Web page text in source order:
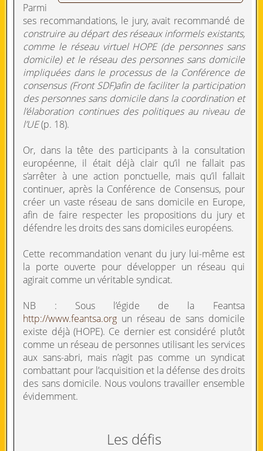
Parmi
ses recommandations, le jury, avait recommandé de
construire au départ des réseaux informels existants,
comme le réseau virtuel HOPE (de personnes sans
domicile) et le réseau des personnes sans domicile
impliquées dans le processus de la Conférence de
consensus (Front SDF)afin de faciliter la participation
des personnes sans domicile dans la coordination et
l’élaboration continues des politiques au niveau de
l’UE(p. 18).
Or, dans la tête des participants à la consultation
européenne, il était déjà clair qu’il ne fallait pas
s’arrêter à une action ponctuelle, mais qu’il fallait
continuer, après la Conférence de Consensus, pour
créer un vaste réseau de sans domicile en Europe,
afin de faire respecter les propositions du jury et
défendre les droits des sans domiciles européens.
Cette recommandation venant du jury lui-même est
la porte ouverte pour développer un réseau qui
agirait comme un véritable syndicat.
NB : Sous l’égide de la Feantsa
http://www.feantsa.org un réseau de sans domicile
existe déjà (HOPE). Ce dernier est considéré plutôt
comme un réseau de personnes utilisant les services
aux sans-abri, mais n’agit pas comme un syndicat
combattant pour l’acquisition et la défense des droits
des sans domicile. Nous voulons travailler ensemble
évidemment.
Les défis